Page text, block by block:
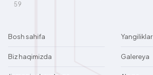
59
Bosh sahifa Yangiliklar
Biz haqimizda Galereya